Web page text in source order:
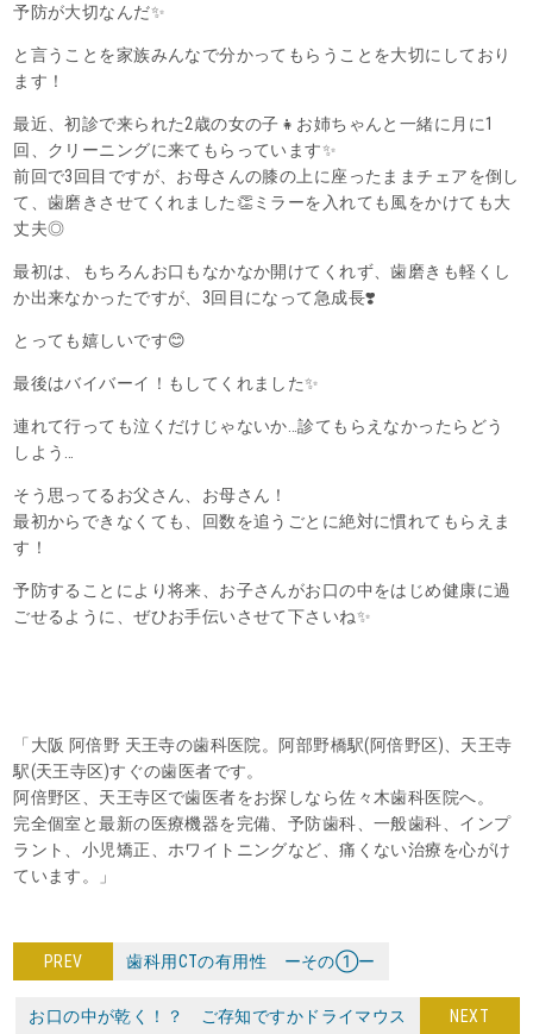
予防が大切なんだ✨
と言うことを家族みんなで分かってもらうことを大切にしており
ます！
最近、初診で来られた2歳の女の子👧お姉ちゃんと一緒に月に1
回、クリーニングに来てもらっています✨
前回で3回目ですが、お母さんの膝の上に座ったままチェアを倒し
て、歯磨きさせてくれました👏ミラーを入れても風をかけても大
丈夫◎
最初は、もちろんお口もなかなか開けてくれず、歯磨きも軽くし
か出来なかったですが、3回目になって急成長❣️
とっても嬉しいです😊
最後はバイバーイ！もしてくれました✨
連れて行っても泣くだけじゃないか…診てもらえなかったらどう
しよう…
そう思ってるお父さん、お母さん！
最初からできなくても、回数を追うごとに絶対に慣れてもらえま
す！
予防することにより将来、お子さんがお口の中をはじめ健康に過
ごせるように、ぜひお手伝いさせて下さいね✨
「大阪 阿倍野 天王寺の歯科医院。阿部野橋駅(阿倍野区)、天王寺
駅(天王寺区)すぐの歯医者です。
阿倍野区、天王寺区で歯医者をお探しなら佐々木歯科医院へ。
完全個室と最新の医療機器を完備、予防歯科、一般歯科、インプ
ラント、小児矯正、ホワイトニングなど、痛くない治療を心がけ
ています。」
PREV 歯科用CTの有用性 ーその①ー
NEXT
お口の中が乾く！？ ご存知ですかドライマウス